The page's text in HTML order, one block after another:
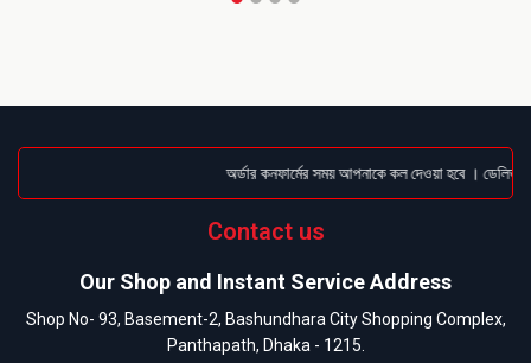
অর্ডার কনফার্মের সময় আপনাকে কল দেওয়া হবে ।
Contact us
Our Shop and Instant Service Address
Shop No- 93, Basement-2, Bashundhara City Shopping Complex,
Panthapath, Dhaka - 1215.